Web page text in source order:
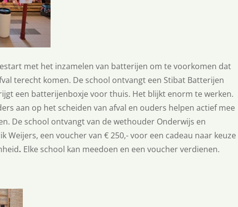
met het inzamelen van batterijen om te voorkomen dat
terecht komen. De school ontvangt een Stibat Batterijen
een batterijenboxje voor thuis. Het blijkt enorm te werken.
aan op het scheiden van afval en ouders helpen actief mee
De school ontvangt van de wethouder Onderwijs en
Weijers, een voucher van € 250,- voor een cadeau naar keuze
. Elke school kan meedoen en een voucher verdienen.